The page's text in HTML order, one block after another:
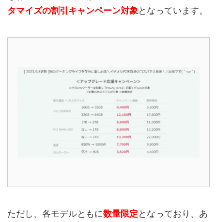
タマイズの割引キャンペーン対象となっています。
ただし、各モデルともに数量限定となっており、あ